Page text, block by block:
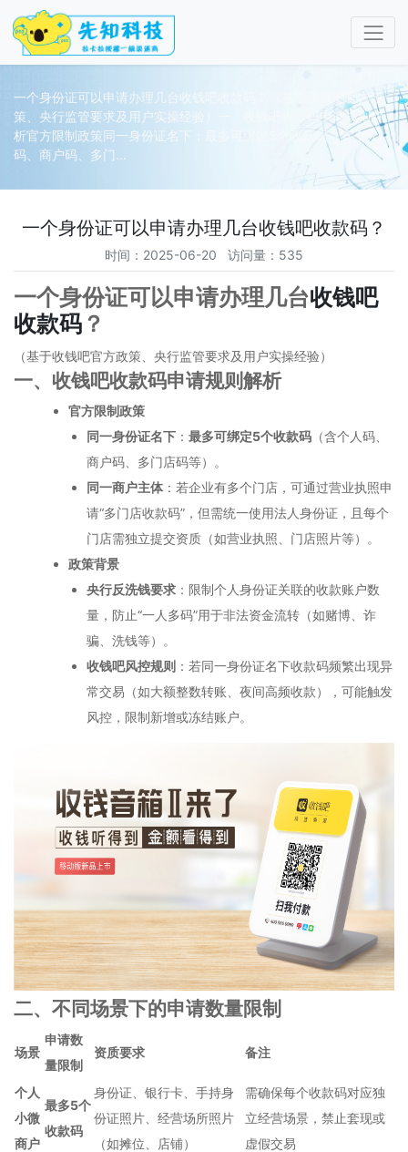
一个身份证可以申请办理几台收钱吧收款码？（基于收钱吧官方政
策、央行监管要求及用户实操经验）一、收钱吧收款码申请规则解
析官方限制政策同一身份证名下：最多可绑定5个收款码（含个人
码、商户码、多门...
一个身份证可以申请办理几台收钱吧收款码？
时间：2025-06-20 访问量：535
一个身份证可以申请办理几台收钱吧
收款码 ？
（基于收钱吧官方政策、央行监管要求及用户实操经验）
一、收钱吧收款码申请规则解析
官方限制政策
同一身份证名下 ： 最多可绑定5个收款码 （含个人码、
商户码、多门店码等）。
同一商户主体：若企业有多个门店，可通过营业执照申
请“多门店收款码”，但需统一使用法人身份证，且每个
门店需独立提交资质（如营业执照、门店照片等）。
政策背景
央行反洗钱要求 ：限制个人身份证关联的收款账户数
量，防止“一人多码”用于非法资金流转（如赌博、诈
骗、洗钱等）。
收钱吧风控规则 ：若同一身份证名下收款码频繁出现异
常交易（如大额整数转账、夜间高频收款），可能触发
风控，限制新增或冻结账户。
二、不同场景下的申请数量限制
场景
申请数
量限制
资质要求 备注
个人
小微
商户
最多5个
收款码
身份证、银行卡、手持身
份证照片、经营场所照片
（如摊位、店铺）
需确保每个收款码对应独
立经营场景，禁止套现或
虚假交易